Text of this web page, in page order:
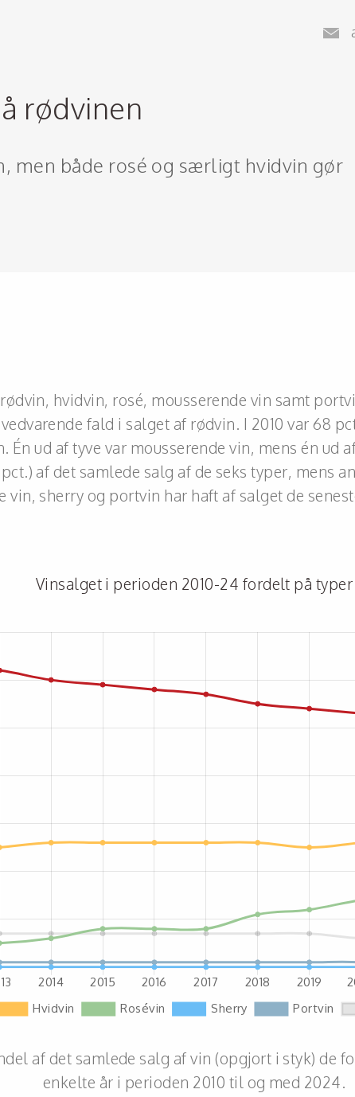
rødvinen
men både rosé og særligt hvidvin gør
hvidvin, rosé, mousserende vin samt
fald i salget af rødvin. I 2010 var 68
ud af tyve var mousserende vin, mens én ud
af det samlede salg af de seks typer, mens
vin, sherry og portvin har haft af salget de
Vinsalget i perioden 2010-24 fordelt på typer
af det samlede salg af vin (opgjort i styk) de
enkelte år i perioden 2010 til og med 2024.